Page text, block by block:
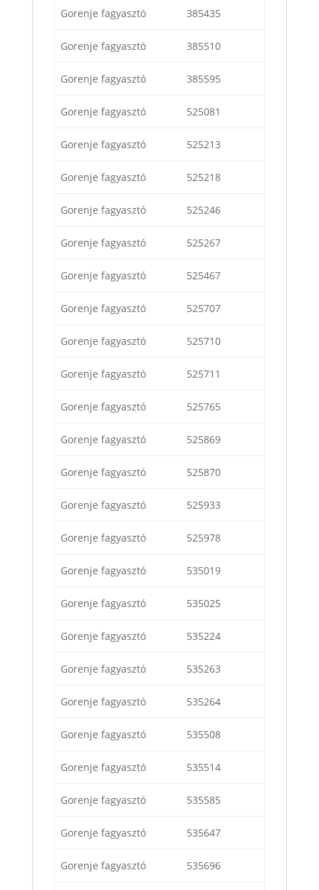
Gorenje fagyasztó 385435
Gorenje fagyasztó 385510
Gorenje fagyasztó 385595
Gorenje fagyasztó 525081
Gorenje fagyasztó 525213
Gorenje fagyasztó 525218
Gorenje fagyasztó 525246
Gorenje fagyasztó 525267
Gorenje fagyasztó 525467
Gorenje fagyasztó 525707
Gorenje fagyasztó 525710
Gorenje fagyasztó 525711
Gorenje fagyasztó 525765
Gorenje fagyasztó 525869
Gorenje fagyasztó 525870
Gorenje fagyasztó 525933
Gorenje fagyasztó 525978
Gorenje fagyasztó 535019
Gorenje fagyasztó 535025
Gorenje fagyasztó 535224
Gorenje fagyasztó 535263
Gorenje fagyasztó 535264
Gorenje fagyasztó 535508
Gorenje fagyasztó 535514
Gorenje fagyasztó 535585
Gorenje fagyasztó 535647
Gorenje fagyasztó 535696